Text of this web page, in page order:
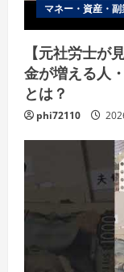
マネー・資産・副
【元社労士が
金が増える人
とは？
phi72110